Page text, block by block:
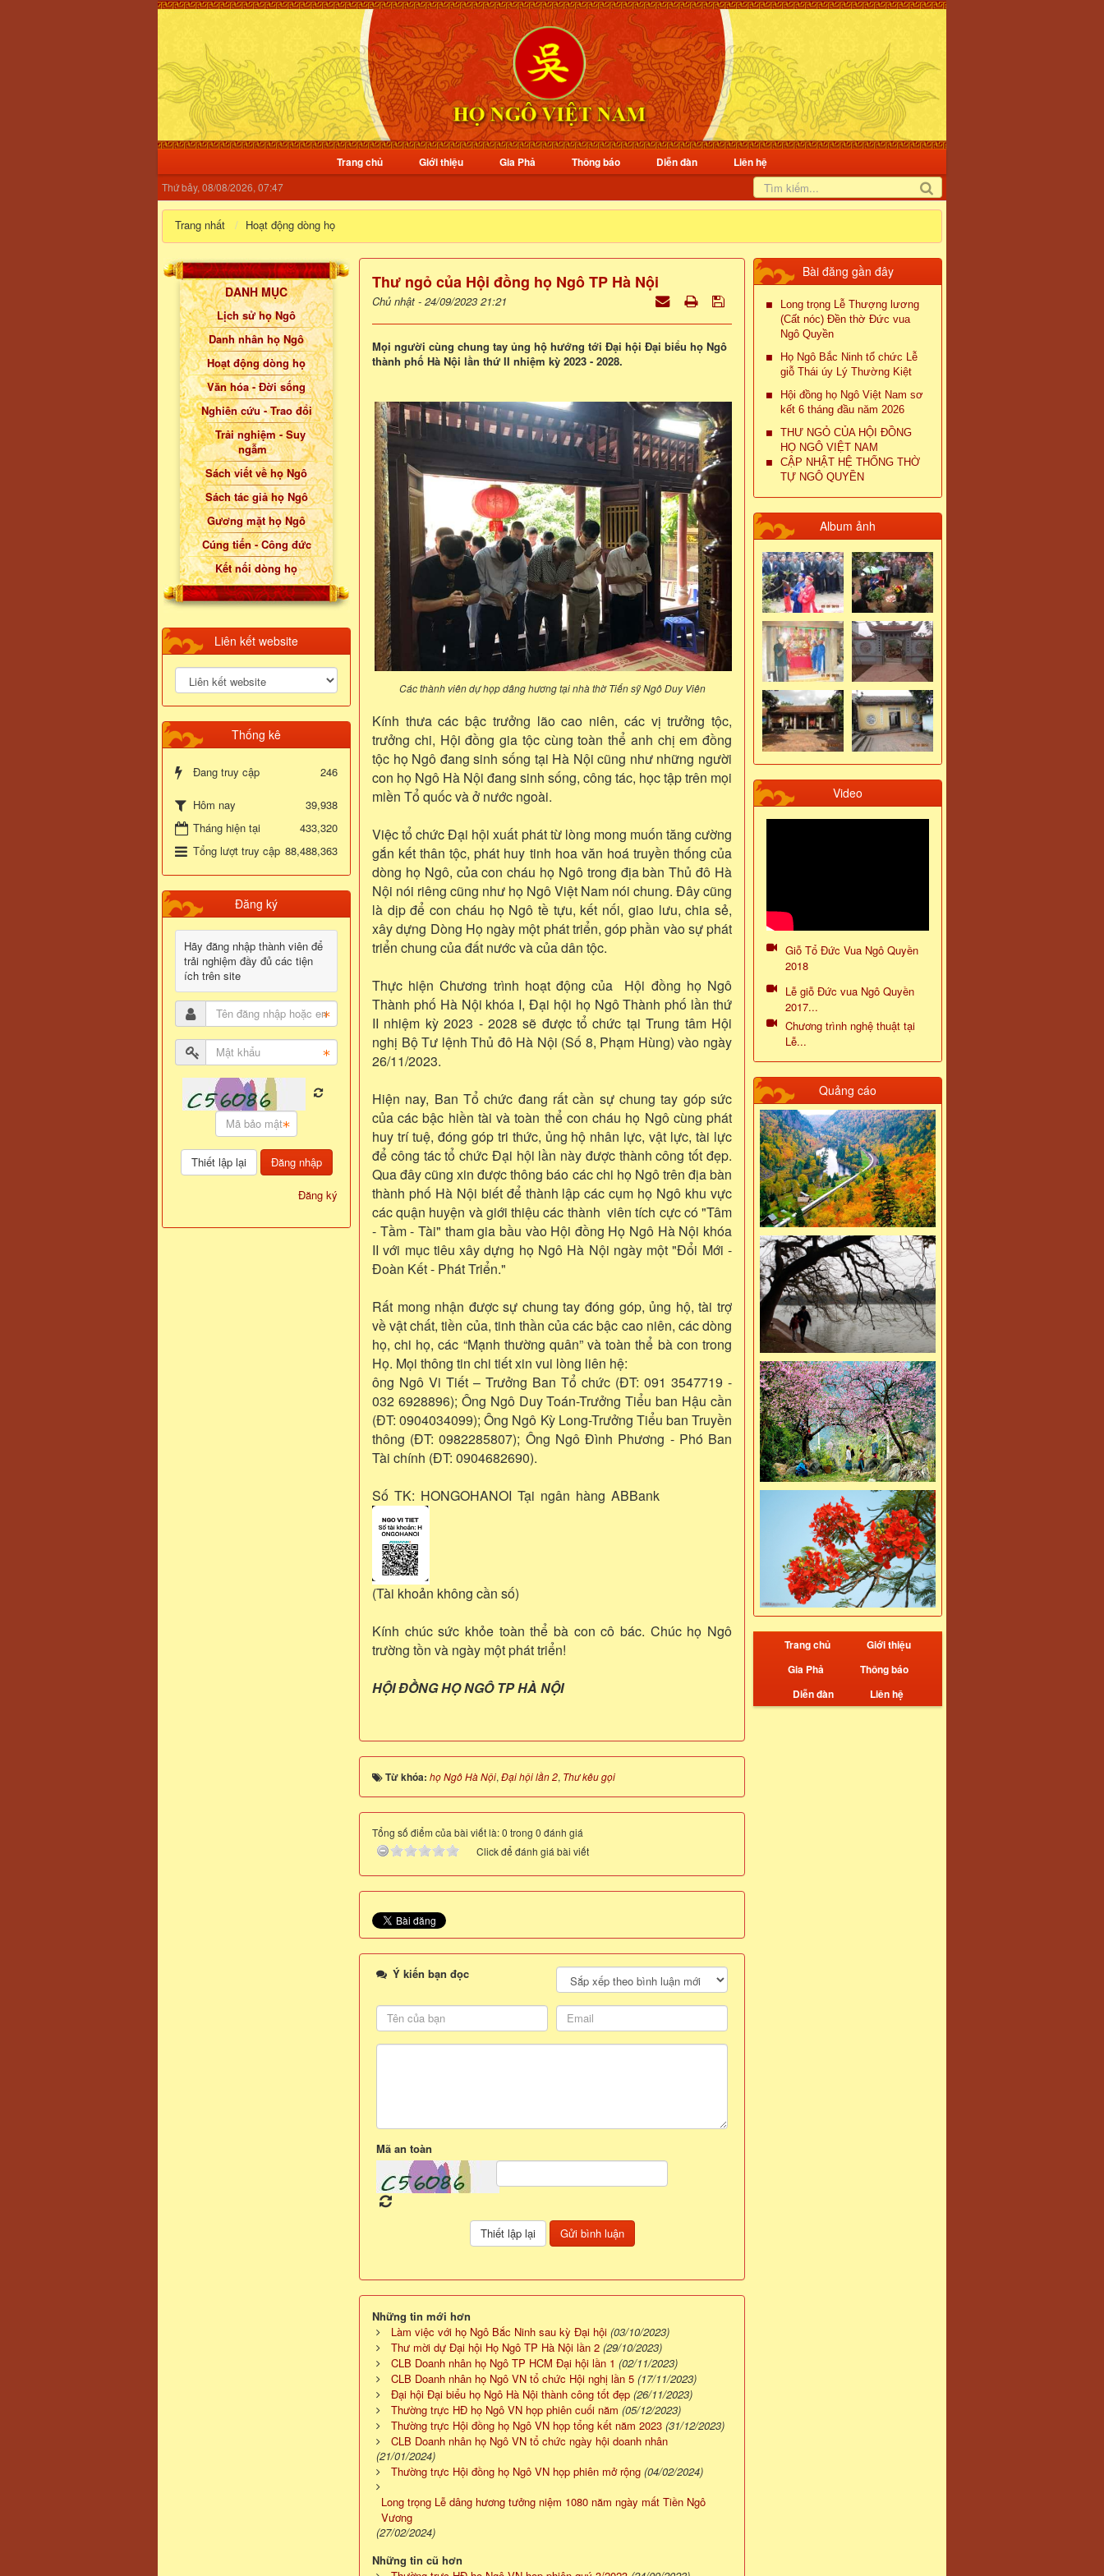
Trang chủ Giới thiệu Gia Phả Thông báo Diễn đàn Liên hệ
Thứ bảy, 08/08/2026, 07:47
Trang nhất Hoạt động dòng họ
Thư ngỏ của Hội đồng họ Ngô TP Hà Nội
Chủ nhật - 24/09/2023 21:21
Mọi người cùng chung tay ủng hộ hướng tới Đại hội Đại biểu họ Ngô
thành phố Hà Nội lần thứ II nhiệm kỳ 2023 - 2028.
Các thành viên dự họp dâng hương tại nhà thờ Tiến sỹ Ngô Duy Viên
Kính thưa các bậc trưởng lão cao niên, các vị trưởng tộc,
trưởng chi, Hội đồng gia tộc cùng toàn thể anh chị em đồng
tộc họ Ngô đang sinh sống tại Hà Nội cũng như những người
con họ Ngô Hà Nội đang sinh sống, công tác, học tập trên mọi
miền Tổ quốc và ở nước ngoài.
Việc tổ chức Đại hội xuất phát từ lòng mong muốn tăng cường
gắn kết thân tộc, phát huy tinh hoa văn hoá truyền thống của
dòng họ Ngô, của con cháu họ Ngô trong địa bàn Thủ đô Hà
Nội nói riêng cũng như họ Ngô Việt Nam nói chung. Đây cũng
là dịp để con cháu họ Ngô tề tựu, kết nối, giao lưu, chia sẻ,
xây dựng Dòng Họ ngày một phát triển, góp phần vào sự phát
triển chung của đất nước và của dân tộc.
Thực hiện Chương trình hoạt động của Hội đồng họ Ngô
Thành phố Hà Nội khóa I, Đại hội họ Ngô Thành phố lần thứ
II nhiệm kỳ 2023 - 2028 sẽ được tổ chức tại Trung tâm Hội
nghị Bộ Tư lệnh Thủ đô Hà Nội (Số 8, Phạm Hùng) vào ngày
26/11/2023.
Hiện nay, Ban Tổ chức đang rất cần sự chung tay góp sức
của các bậc hiền tài và toàn thể con cháu họ Ngô cùng phát
huy trí tuệ, đóng góp tri thức, ủng hộ nhân lực, vật lực, tài lực
để công tác tổ chức Đại hội lần này được thành công tốt đẹp.
Qua đây cũng xin được thông báo các chi họ Ngô trên địa bàn
thành phố Hà Nội biết để thành lập các cụm họ Ngô khu vực
các quận huyện và giới thiệu các thành viên tích cực có "Tâm
- Tầm - Tài" tham gia bầu vào Hội đồng Họ Ngô Hà Nội khóa
II với mục tiêu xây dựng họ Ngô Hà Nội ngày một "Đổi Mới -
Đoàn Kết - Phát Triển."
Rất mong nhận được sự chung tay đóng góp, ủng hộ, tài trợ
về vật chất, tiền của, tinh thần của các bậc cao niên, các dòng
họ, chi họ, các “Mạnh thường quân” và toàn thể bà con trong
Họ. Mọi thông tin chi tiết xin vui lòng liên hệ:
ông Ngô Vi Tiết – Trưởng Ban Tổ chức (ĐT: 091 3547719 -
032 6928896); Ông Ngô Duy Toán-Trưởng Tiểu ban Hậu cần
(ĐT: 0904034099); Ông Ngô Kỳ Long-Trưởng Tiểu ban Truyền
thông (ĐT: 0982285807); Ông Ngô Đình Phương - Phó Ban
Tài chính (ĐT: 0904682690).
Số TK: HONGOHANOI Tại ngân hàng ABBank
(Tài khoản không cần số)
Kính chúc sức khỏe toàn thể bà con cô bác. Chúc họ Ngô
trường tồn và ngày một phát triển!
HỘI ĐỒNG HỌ NGÔ TP HÀ NỘI
Từ khóa: họ Ngô Hà Nội, Đại hội lần 2, Thư kêu gọi
Tổng số điểm của bài viết là: 0 trong 0 đánh giá
Click để đánh giá bài viết
Ý kiến bạn đọc
Mã an toàn
Những tin mới hơn
Làm việc với họ Ngô Bắc Ninh sau kỳ Đại hội (03/10/2023)
Thư mời dự Đại hội Họ Ngô TP Hà Nội lần 2 (29/10/2023)
CLB Doanh nhân họ Ngô TP HCM Đại hội lần 1 (02/11/2023)
CLB Doanh nhân họ Ngô VN tổ chức Hội nghị lần 5 (17/11/2023)
Đại hội Đại biểu họ Ngô Hà Nội thành công tốt đẹp (26/11/2023)
Thường trực HĐ họ Ngô VN họp phiên cuối năm (05/12/2023)
Thường trực Hội đồng họ Ngô VN họp tổng kết năm 2023 (31/12/2023)
CLB Doanh nhân họ Ngô VN tổ chức ngày hội doanh nhân
(21/01/2024)
Thường trực Hội đồng họ Ngô VN họp phiên mở rộng (04/02/2024)
Long trọng Lễ dâng hương tưởng niệm 1080 năm ngày mất Tiền Ngô
Vương
(27/02/2024)
Những tin cũ hơn
Bài đăng gần đây
Long trọng Lễ Thượng lương
(Cất nóc) Đền thờ Đức vua
Ngô Quyền
Họ Ngô Bắc Ninh tổ chức Lễ
giỗ Thái úy Lý Thường Kiệt
Hội đồng họ Ngô Việt Nam sơ
kết 6 tháng đầu năm 2026
THƯ NGỎ CỦA HỘI ĐỒNG
HỌ NGÔ VIỆT NAM
CẬP NHẬT HỆ THỐNG THỜ
TỰ NGÔ QUYỀN
Album ảnh
Video
Giỗ Tổ Đức Vua Ngô Quyền
2018
Lễ giỗ Đức vua Ngô Quyền
2017...
Chương trình nghệ thuật tại
Lễ...
Quảng cáo
Trang chủ
Giới thiệu
Gia Phả
Thông báo
Diễn đàn
Liên hệ
DANH MỤC
Lịch sử họ Ngô
Danh nhân họ Ngô
Hoạt động dòng họ
Văn hóa - Đời sống
Nghiên cứu - Trao đổi
Trải nghiệm - Suy
ngẫm
Sách viết về họ Ngô
Sách tác giả họ Ngô
Gương mặt họ Ngô
Cúng tiến - Công đức
Kết nối dòng họ
Liên kết website
Thống kê
Đang truy cập 246
Hôm nay
39,938
Tháng hiện tại
433,320
Tổng lượt truy cập 88,488,363
Đăng ký
Hãy đăng nhập thành viên để
trải nghiệm đầy đủ các tiện
ích trên site
Đăng nhập
Đăng ký